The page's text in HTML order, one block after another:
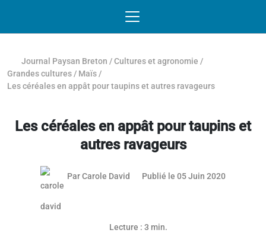
Journal Paysan Breton /Cultures et agronomie /
Grandes cultures / Maïs /
Les céréales en appât pour taupins et autres ravageurs
Les céréales en appât pour taupins et
autres ravageurs
ParCarole David Publié le 05 Juin 202009 juillet
Lecture : 3 min.